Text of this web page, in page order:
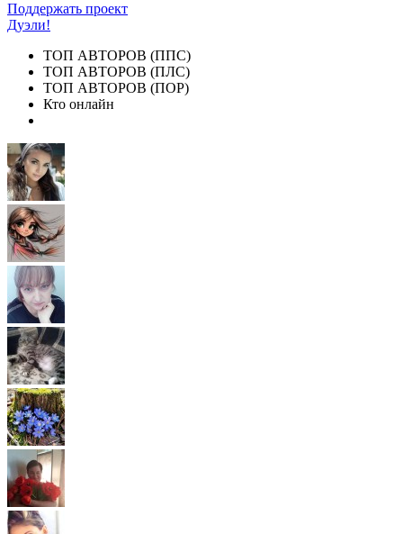
Поддержать проект
Дуэли!
ТОП АВТОРОВ (ППС)
ТОП АВТОРОВ (ПЛС)
ТОП АВТОРОВ (ПОР)
Кто онлайн